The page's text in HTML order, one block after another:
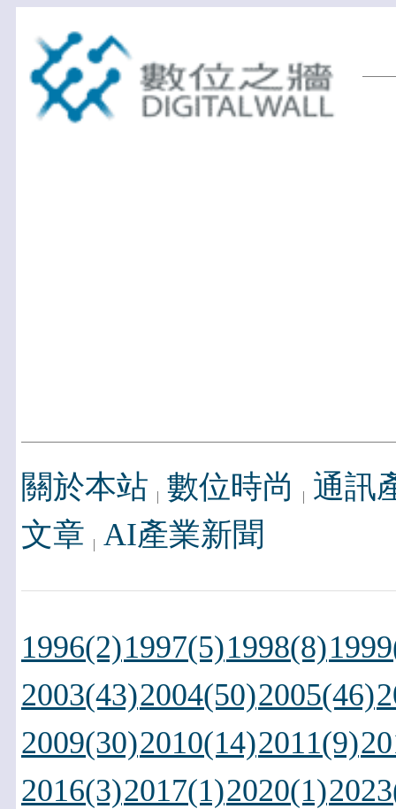
關於本站 數位時尚
通訊
文章 AI產業新聞
1996(2)1997(5)1998(8)
2003(43)2004(50)2005(46)
2009(30)2010(14)2011(9)
2016(3)2017(1)2020(1)